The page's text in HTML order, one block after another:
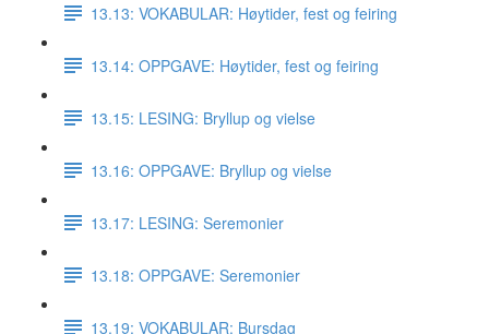
13.13: VOKABULAR: Høytider, fest og feiring
13.14: OPPGAVE: Høytider, fest og feiring
13.15: LESING: Bryllup og vielse
13.16: OPPGAVE: Bryllup og vielse
13.17: LESING: Seremonier
13.18: OPPGAVE: Seremonier
13.19: VOKABULAR: Bursdag